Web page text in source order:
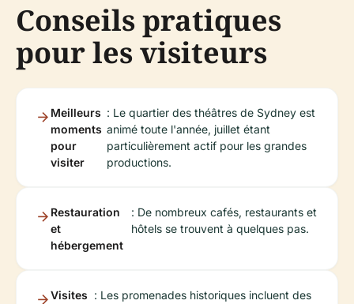
Conseils pratiques
pour les visiteurs
Meilleurs
moments
pour
visiter
: Le quartier des théâtres de Sydney est
animé toute l'année, juillet étant
particulièrement actif pour les grandes
productions.
Restauration
et
hébergement
: De nombreux cafés, restaurants et
hôtels se trouvent à quelques pas.
Visites : Les promenades historiques incluent des